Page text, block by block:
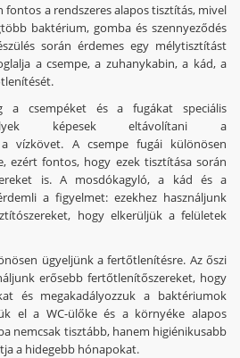
a rendszeres alapos tisztítás, mivel
baktérium, gomba és szennyeződés
során érdemes egy mélytisztítást
a csempe, a zuhanykabin, a kád, a
a csempéket és a fugákat speciális
képesek eltávolítani a
a vízkövet. A csempe fugái különösen
ezért fontos, hogy ezek tisztítása során
is. A mosdókagyló, a kád és a
a figyelmet: ezekhez használjunk
hogy elkerüljük a felületek
ügyeljünk a fertőtlenítésre. Az őszi
erősebb fertőtlenítőszereket, hogy
és megakadályozzuk a baktériumok
el a WC-ülőke és a környéke alapos
nemcsak tisztább, hanem higiénikusabb
a hidegebb hónapokat.